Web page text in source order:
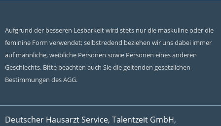
Aufgrund der besseren Lesbarkeit wird stets nur die maskuline oder die
feminine Form verwendet; selbstredend beziehen wir uns dabei immer
auf männliche, weibliche Personen sowie Personen eines anderen
Geschlechts. Bitte beachten auch Sie die geltenden gesetzlichen
Bestimmungen des AGG.
Deutscher Hausarzt Service, Talentzeit GmbH,